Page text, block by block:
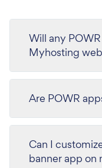
Will any
Myhosting
Are POWR
Can I
banner app on